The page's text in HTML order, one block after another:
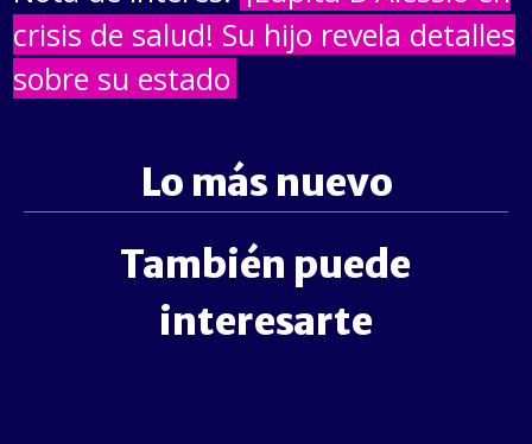
crisis de salud! Su hijo revela detalles
sobre su estado
Lo más nuevo
También puede
interesarte